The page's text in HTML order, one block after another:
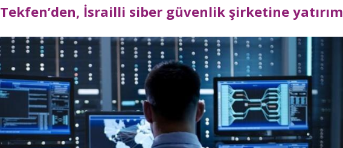
Tekfen’den, İsrailli siber güvenlik şirketine yatırım